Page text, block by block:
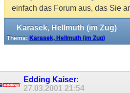
einfach das Forum aus, das Sie
Karasek, Hellmuth (im Zug)
Thema: Karasek, Hellmuth (im Zug)
Edding Kaiser:
27.03.2001 21:54